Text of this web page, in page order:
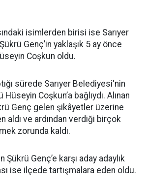
isimlerden birisi ise Sarıyer
Genç’in yaklaşık 5 ay önce
Coşkun oldu.
sürede Sarıyer Belediyesi'nin
Coşkun’a bağlıydı. Alınan
Genç gelen şikâyetler üzerine
aldı ve ardından verdiği birçok
zorunda kaldı.
Şükrü Genç’e karşı aday adaylık
ise ilçede tartışmalara eden oldu.